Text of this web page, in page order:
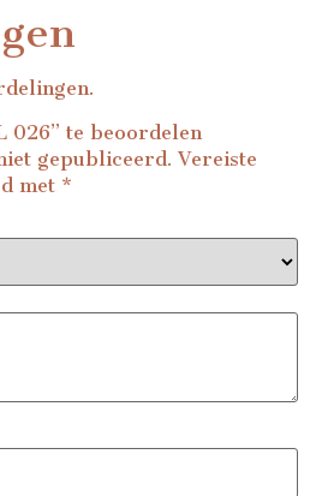
026” te beoordelen
gepubliceerd. Vereiste
met *